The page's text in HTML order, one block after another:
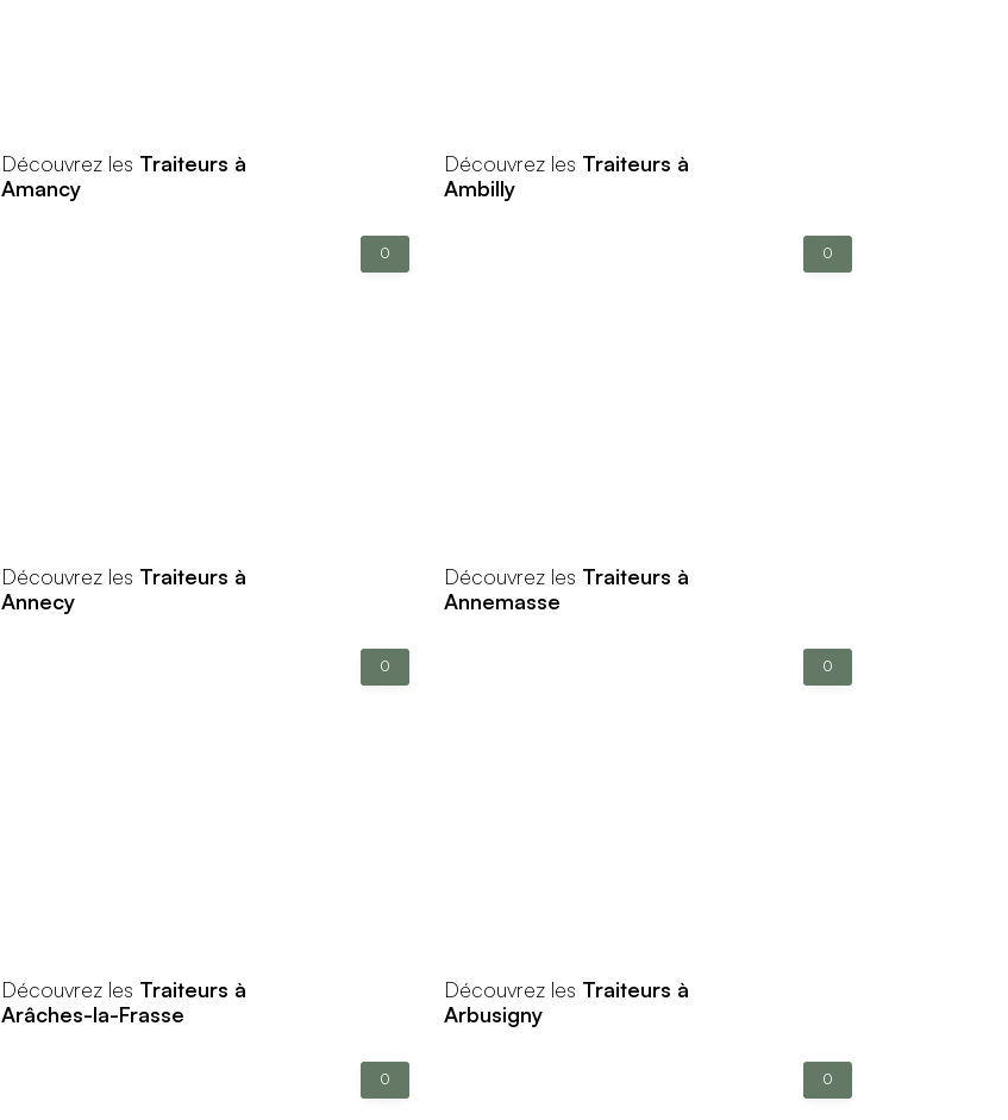
Découvrez les Traiteurs à
Amancy
Découvrez les Traiteurs à
Ambilly
0
Découvrez les Traiteurs à
Annecy
0
Découvrez les Traiteurs à
Annemasse
0
Découvrez les Traiteurs à
Arâches-la-Frasse
0
Découvrez les Traiteurs à
Arbusigny
0 0